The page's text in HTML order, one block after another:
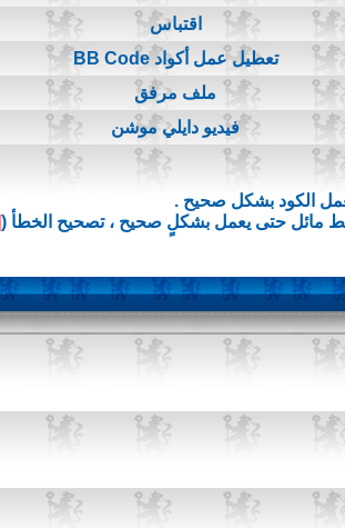
اقتباس
تعطيل عمل أكواد BB Code
ملف مرفق
فيديو دايلي موشن
يعمل الكود بشكل صحيح .
مائل حتى يعمل بشكلٍ صحيح ، تصحيح الخطأ (